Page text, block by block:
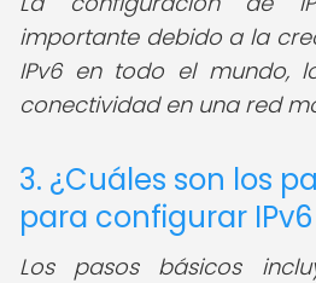
importante debido a la
IPv6 en todo el mundo,
conectividad en una red
3. ¿Cuáles son los
para configurar IPv6
Los pasos básicos